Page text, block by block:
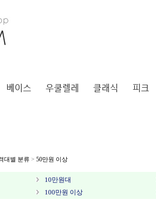
대별 분류 > 50만원 이상
10만원대
100만원 이상